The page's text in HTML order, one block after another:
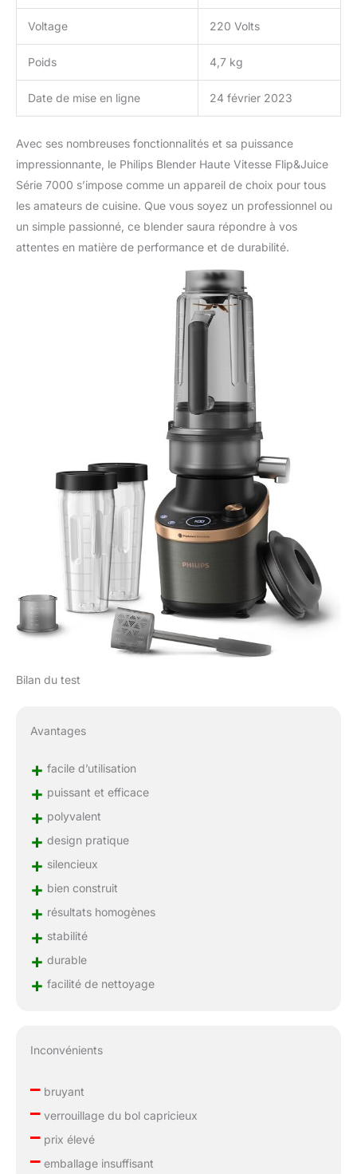
Voltage 220 Volts
Poids 4,7 kg
Date de mise en ligne 24 février 2023
Avec ses nombreuses fonctionnalités et sa puissance
impressionnante, le Philips Blender Haute Vitesse Flip&Juice
Série 7000 s’impose comme un appareil de choix pour tous
les amateurs de cuisine. Que vous soyez un professionnel ou
un simple passionné, ce blender saura répondre à vos
attentes en matière de performance et de durabilité.
Bilan du test
Avantages
+ facile d’utilisation
+ puissant et efficace
+ polyvalent
+ design pratique
+ silencieux
+ bien construit
+ résultats homogènes
+ stabilité
+ durable
+ facilité de nettoyage
Inconvénients
–bruyant
–verrouillage du bol capricieux
–prix élevé
–emballage insuffisant